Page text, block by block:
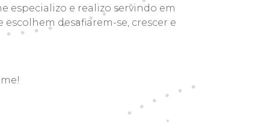
especializo e realizo servindo em
desafiarem-se, crescer e